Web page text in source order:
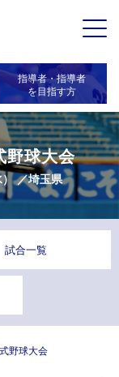
指導者・指導者
を目指す方
野球大会
／埼玉県
試合一覧
野球大会